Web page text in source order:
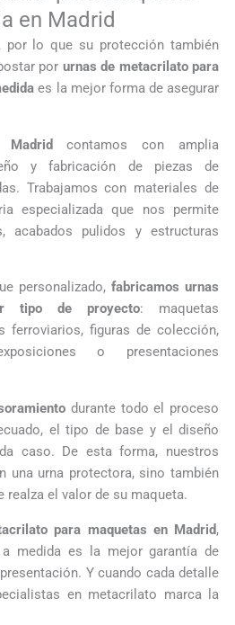
en Madrid
por lo que su protección también
por urnas de metacrilato para
es la mejor forma de asegurar
Madrid contamos con amplia
y fabricación de piezas de
Trabajamos con materiales de
especializada que nos permite
acabados pulidos y estructuras
personalizado,fabricamos urnas
tipo de proyecto: maquetas
ferroviarios, figuras de colección,
o presentaciones
durante todo el proceso
el tipo de base y el diseño
caso. De esta forma, nuestros
una urna protectora, sino también
el valor de su maqueta.
para maquetas en Madrid,
medida es la mejor garantía de
Y cuando cada detalle
en metacrilato marca la